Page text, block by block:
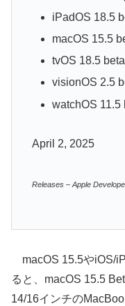
iPadOS 18.5
macOS 15.5
tvOS 18.5
visionOS 2.5
watchOS 11.5
April 2, 2025
Releases – Apple
macOS 15.5やiOS/
ると、macOS 15.5
14/16インチの